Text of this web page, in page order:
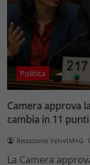
Politica
Camera approva
cambia in 11 punti
Redazione VelvetMAG
La Camera